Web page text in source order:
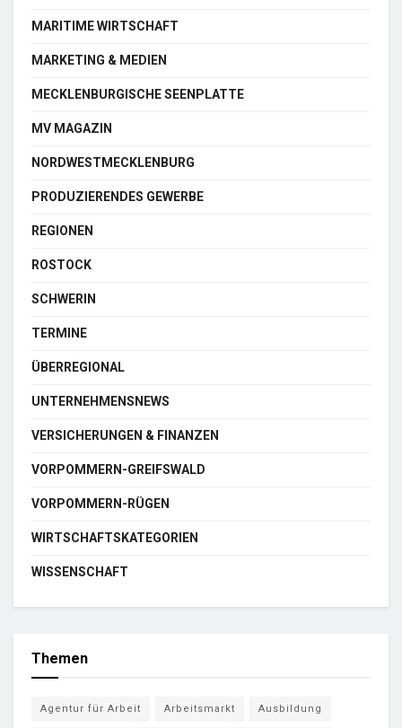
MARITIME WIRTSCHAFT
MARKETING & MEDIEN
MECKLENBURGISCHE SEENPLATTE
MV MAGAZIN
NORDWESTMECKLENBURG
PRODUZIERENDES GEWERBE
REGIONEN
ROSTOCK
SCHWERIN
TERMINE
ÜBERREGIONAL
UNTERNEHMENSNEWS
VERSICHERUNGEN & FINANZEN
VORPOMMERN-GREIFSWALD
VORPOMMERN-RÜGEN
WIRTSCHAFTSKATEGORIEN
WISSENSCHAFT
Themen
Agentur für Arbeit Arbeitsmarkt Ausbildung